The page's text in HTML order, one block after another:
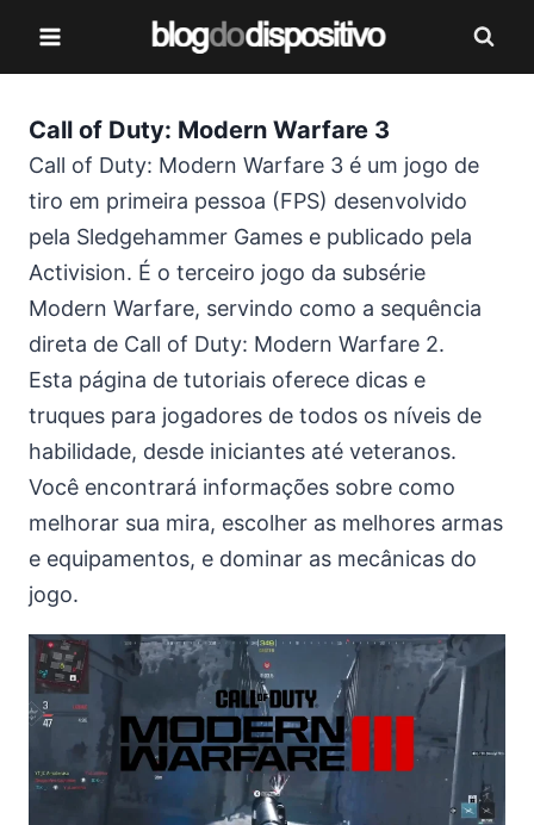
para
o
Conteúdo
Call of Duty: Modern Warfare 3
Call of Duty: Modern Warfare 3 é um jogo de
tiro em primeira pessoa (FPS) desenvolvido
pela Sledgehammer Games e publicado pela
Activision. É o terceiro jogo da subsérie
Modern Warfare, servindo como a sequência
direta de Call of Duty: Modern Warfare 2.
Esta página de tutoriais oferece dicas e
truques para jogadores de todos os níveis de
habilidade, desde iniciantes até veteranos.
Você encontrará informações sobre como
melhorar sua mira, escolher as melhores armas
e equipamentos, e dominar as mecânicas do
jogo.